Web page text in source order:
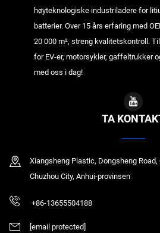
høyteknologiske industriladere for
batterier. Over 15 års erfaring med
20 000 m², streng kvalitetskontroll.
for EV-er, motorsykler, gaffeltrukker
med oss i dag!
TA
Xiangsheng Plastic, Dongsheng Road,
Chuzhou City, Anhui-provinsen
+86-13655504188
[email protected]